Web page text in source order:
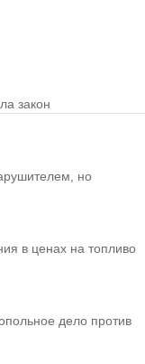
закон
но
в ценах на топливо
дело против